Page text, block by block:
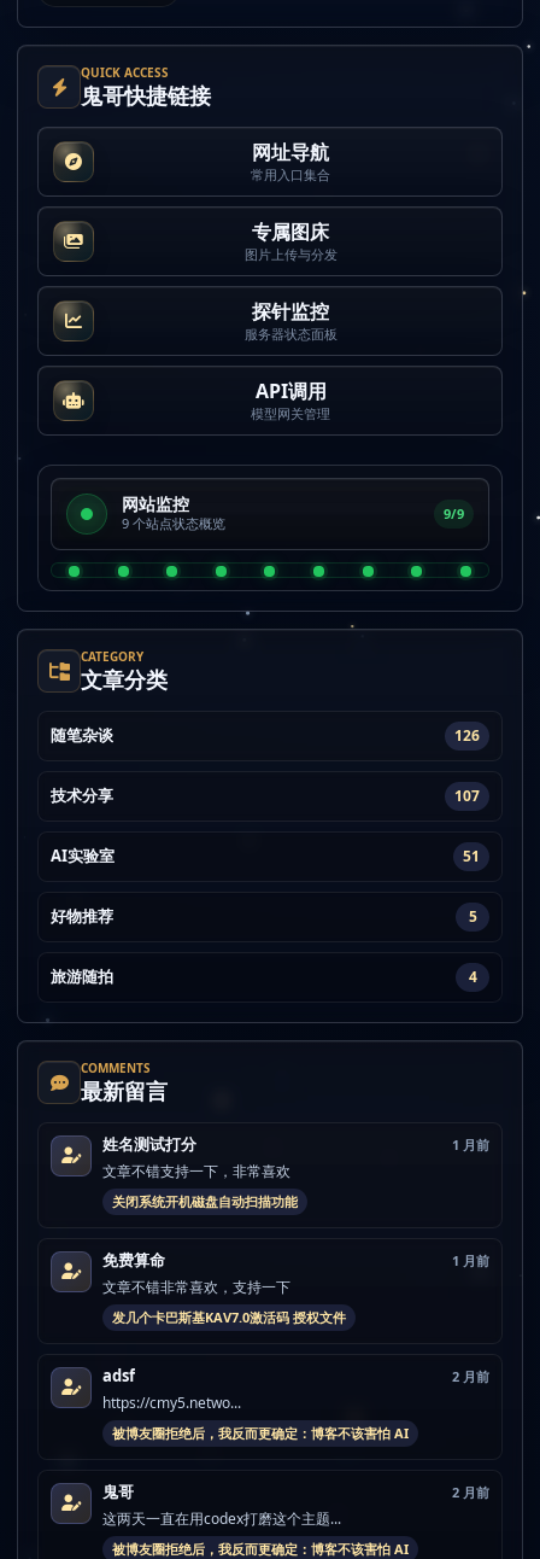
QUICK ACCESS
鬼哥快捷链接
网址导航
常用入口集合
专属图床
图片上传与分发
探针监控
服务器状态面板
API调用
模型网关管理
网站监控
9 个站点状态概览
9/9
CATEGORY
文章分类
随笔杂谈 126
技术分享 107
AI实验室 51
好物推荐 5
旅游随拍 4
COMMENTS
最新留言
姓名测试打分 1 月前
文章不错支持一下，非常喜欢
关闭系统开机磁盘自动扫描功能
免费算命 1 月前
文章不错非常喜欢，支持一下
发几个卡巴斯基KAV7.0激活码 授权文件
adsf 2 月前
https://cmy5.netwo...
被博友圈拒绝后，我反而更确定：博客不该害怕 AI
鬼哥 2 月前
这两天一直在用codex打磨这个主题...
被博友圈拒绝后，我反而更确定：博客不该害怕 AI